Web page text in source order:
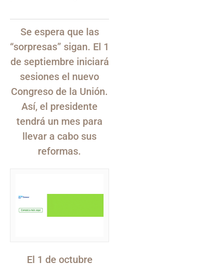
Se espera que las
“sorpresas” sigan. El 1
de septiembre iniciará
sesiones el nuevo
Congreso de la Unión.
Así, el presidente
tendrá un mes para
llevar a cabo sus
reformas.
El 1 de octubre